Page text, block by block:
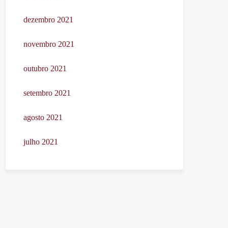
dezembro 2021
novembro 2021
outubro 2021
setembro 2021
agosto 2021
julho 2021